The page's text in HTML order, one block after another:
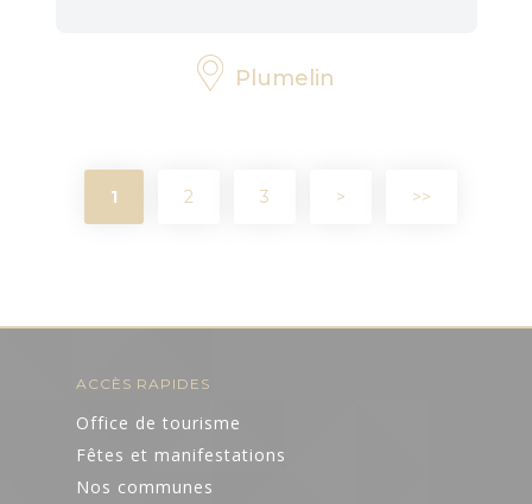
Plumelin
1 2 3 > >>
ACCÈS RAPIDES
Office de tourisme
Fêtes et manifestations
Nos communes